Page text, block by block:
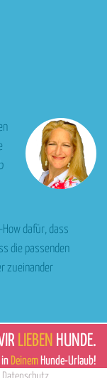
dafür, dass
die passenden
zueinander
LIEBEN HUNDE.
Deinem Hunde-Urlaub!